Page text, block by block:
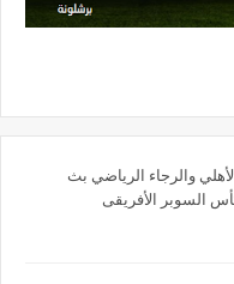
والرجاء الرياضي بث